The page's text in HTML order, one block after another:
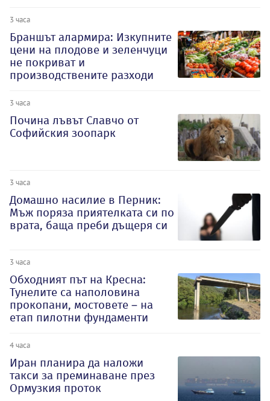
3 часа
Браншът алармира: Изкупните
цени на плодове и зеленчуци
не покриват и
производствените разходи
3 часа
Почина лъвът Славчо от
Софийския зоопарк
3 часа
Домашно насилие в Перник:
Мъж поряза приятелката си по
врата, баща преби дъщеря си
3 часа
Обходният път на Кресна:
Тунелите са наполовина
прокопани, мостовете – на
етап пилотни фундаменти
4 часа
Иран планира да наложи
такси за преминаване през
Ормузкия проток